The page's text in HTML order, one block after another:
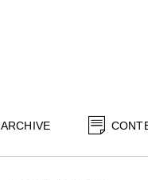
ARCHIVE